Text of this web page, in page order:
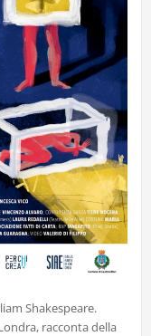
Shakespeare.
racconta della